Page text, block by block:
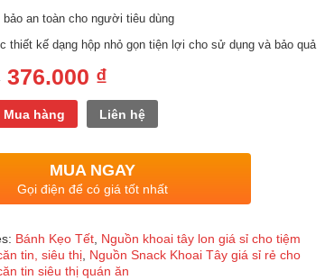
an toàn cho người tiêu dùng
kế dạng hộp nhỏ gọn tiện lợi cho sử dụng và bảo quả
376.000 ₫
Mua hàng Liên hệ
MUA NGAY
Gọi điện để có giá tốt nhất
Bánh Kẹo Tết, Nguồn khoai tây lon giá sỉ cho tiệm
tin, siêu thị, Nguồn Snack Khoai Tây giá sỉ rẻ cho
tin siêu thị quán ăn